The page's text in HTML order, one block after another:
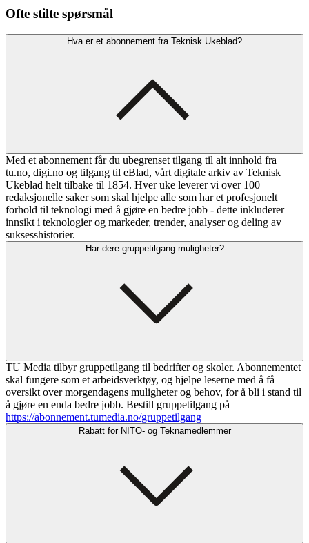
Ofte stilte spørsmål
Hva er et abonnement fra Teknisk Ukeblad?
Med et abonnement får du ubegrenset tilgang til alt innhold fra
tu.no, digi.no og tilgang til eBlad, vårt digitale arkiv av Teknisk
Ukeblad helt tilbake til 1854. Hver uke leverer vi over 100
redaksjonelle saker som skal hjelpe alle som har et profesjonelt
forhold til teknologi med å gjøre en bedre jobb - dette inkluderer
innsikt i teknologier og markeder, trender, analyser og deling av
suksesshistorier.
Har dere gruppetilgang muligheter?
TU Media tilbyr gruppetilgang til bedrifter og skoler. Abonnementet
skal fungere som et arbeidsverktøy, og hjelpe leserne med å få
oversikt over morgendagens muligheter og behov, for å bli i stand til
å gjøre en enda bedre jobb. Bestill gruppetilgang på
https://abonnement.tumedia.no/gruppetilgang
Rabatt for NITO- og Teknamedlemmer